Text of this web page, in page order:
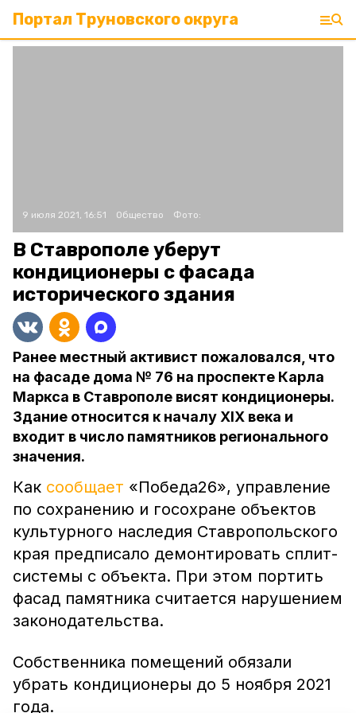
Портал Труновского округа
9 июля 2021, 16:51 Общество Фото:
В Ставрополе уберут
кондиционеры с фасада
исторического здания
Ранее местный активист пожаловался, что
на фасаде дома № 76 на проспекте Карла
Маркса в Ставрополе висят кондиционеры.
Здание относится к началу XIX века и
входит в число памятников регионального
значения.
Как сообщает «Победа26», управление
по сохранению и госохране объектов
культурного наследия Ставропольского
края предписало демонтировать сплит-
системы с объекта. При этом портить
фасад памятника считается нарушением
законодательства.
Собственника помещений обязали
убрать кондиционеры до 5 ноября 2021
года.